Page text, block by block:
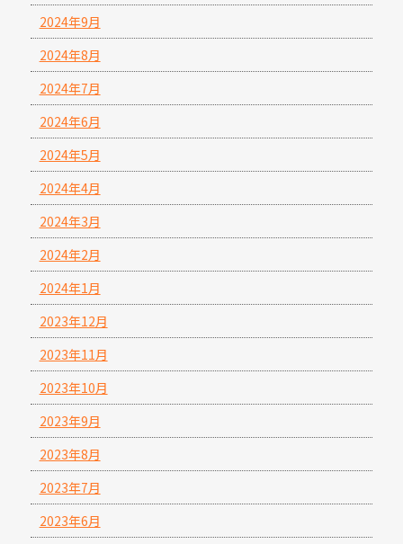
2024年9月
2024年8月
2024年7月
2024年6月
2024年5月
2024年4月
2024年3月
2024年2月
2024年1月
2023年12月
2023年11月
2023年10月
2023年9月
2023年8月
2023年7月
2023年6月